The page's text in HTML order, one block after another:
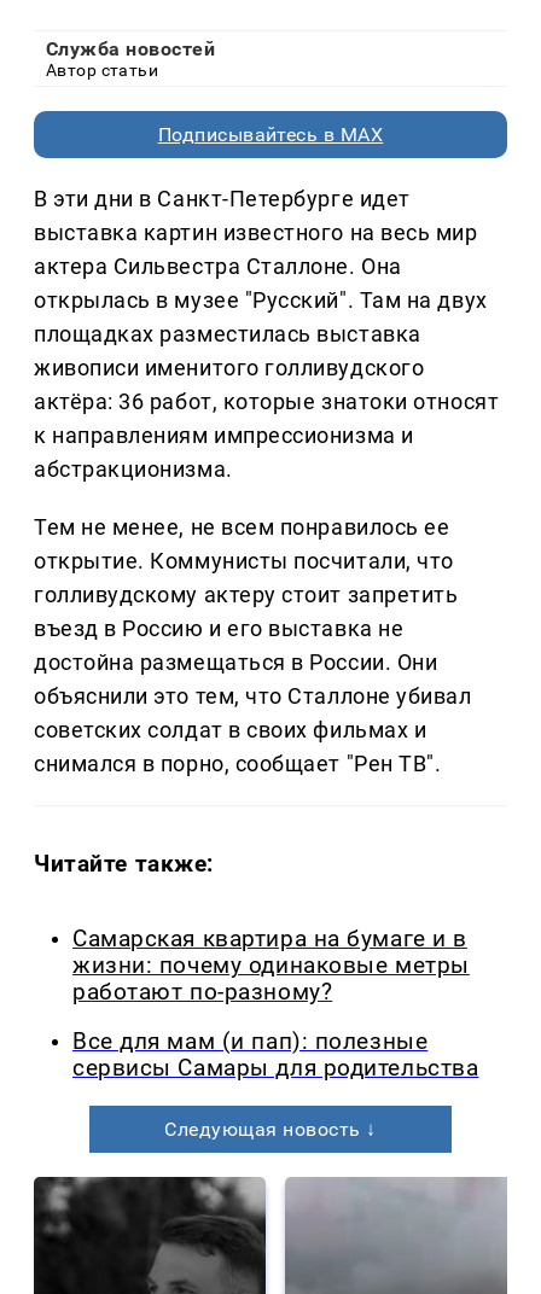
Служба новостей
Автор статьи
Подписывайтесь в MAX
В эти дни в Санкт-Петербурге идет
выставка картин известного на весь мир
актера Сильвестра Сталлоне. Она
открылась в музее "Русский". Там на двух
площадках разместилась выставка
живописи именитого голливудского
актёра: 36 работ, которые знатоки относят
к направлениям импрессионизма и
абстракционизма.
Тем не менее, не всем понравилось ее
открытие. Коммунисты посчитали, что
голливудскому актеру стоит запретить
въезд в Россию и его выставка не
достойна размещаться в России. Они
объяснили это тем, что Сталлоне убивал
советских солдат в своих фильмах и
снимался в порно, сообщает "Рен ТВ".
Читайте также:
Самарская квартира на бумаге и в
жизни: почему одинаковые метры
работают по-разному?
Все для мам (и пап): полезные
сервисы Самары для родительства
Следующая новость ↓